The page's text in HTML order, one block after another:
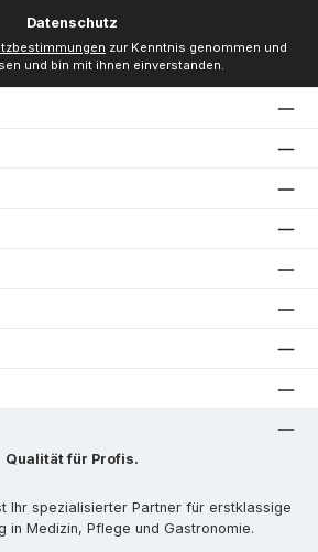
Datenschutz
zur Kenntnis genommen und
und bin mit ihnen einverstanden.
Qualität für Profis.
Ihr spezialisierter Partner für erstklassige
in Medizin, Pflege und Gastronomie.